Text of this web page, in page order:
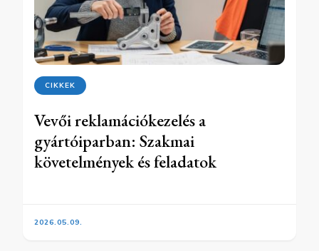
CIKKEK
Vevői reklamációkezelés a
gyártóiparban: Szakmai
követelmények és feladatok
2026.05.09.